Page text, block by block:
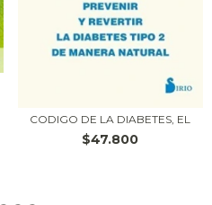
CODIGO DE LA DIABETES, EL
$47.800